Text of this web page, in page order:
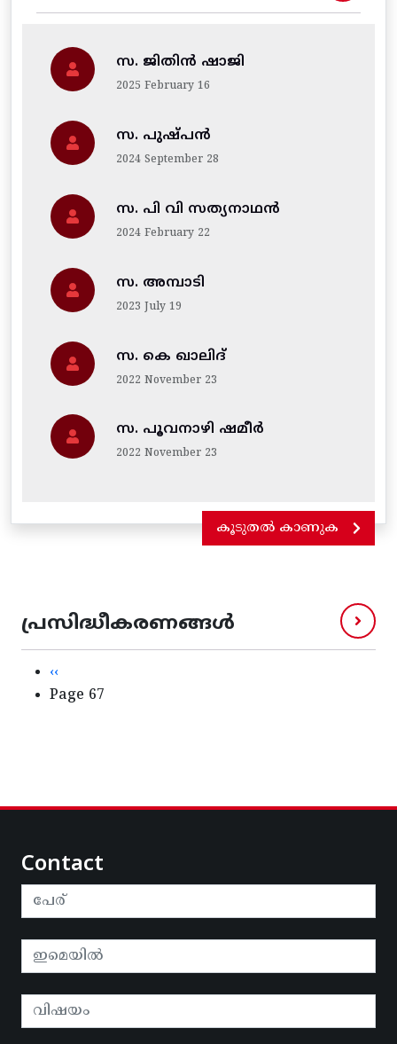
സ. ജിതിന്‍ ഷാജി
2025 February 16
സ. പുഷ്പൻ
2024 September 28
സ. പി വി സത്യനാഥൻ
2024 February 22
സ. അമ്പാടി
2023 July 19
സ. കെ ഖാലിദ്
2022 November 23
സ. പൂവനാഴി ഷമീർ
2022 November 23
കൂടുതൽ കാണുക
പ്രസിദ്ധീകരണങ്ങൾ
Pagination
Previous page
‹‹
Page 67
Contact